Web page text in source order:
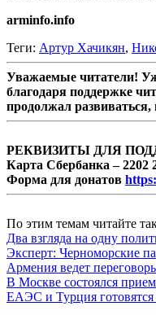
arminfo.info
Теги: Артур Хачикян,
Уважаемые читатели!
благодаря поддержке
продолжал
РЕКВИЗИТЫ ДЛЯ
Карта Сбербанка – 2202
Форма для донатов
По этим темам читайте
Два взгляда на одну
Эксперт: Черноморские
Армения ведет
В Москве состоялся
ЕАЭС и Турция готовятся